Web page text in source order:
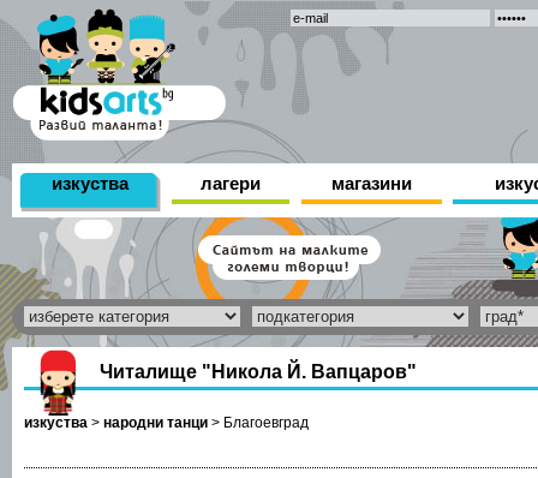
изкуства лагери магазини
Читалище "Никола Й. Вапцаров"
изкуства > народни танци > Благоевград